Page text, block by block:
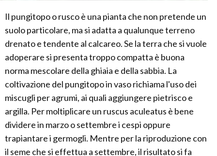
Il pungitopo o rusco è una pianta che non pretende un
suolo particolare, ma si adatta a qualunque terreno
drenato e tendente al calcareo. Se la terra che si vuole
adoperare si presenta troppo compatta è buona
norma mescolare della ghiaia e della sabbia. La
coltivazione del pungitopo in vaso richiama l'uso dei
miscugli per agrumi, ai quali aggiungere pietrisco e
argilla. Per moltiplicare un ruscus aculeatus è bene
dividere in marzo o settembre i cespi oppure
trapiantare i germogli. Mentre per la riproduzione con
il seme che si effettua a settembre, il risultato si fa